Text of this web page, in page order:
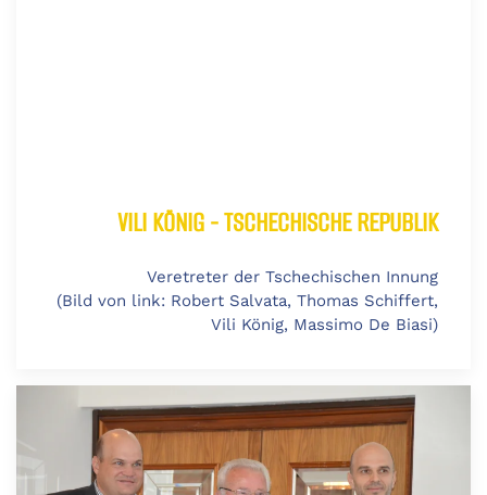
VILI KÖNIG - TSCHECHISCHE REPUBLIK
Veretreter der Tschechischen Innung
(Bild von link: Robert Salvata, Thomas Schiffert,
Vili König, Massimo De Biasi)